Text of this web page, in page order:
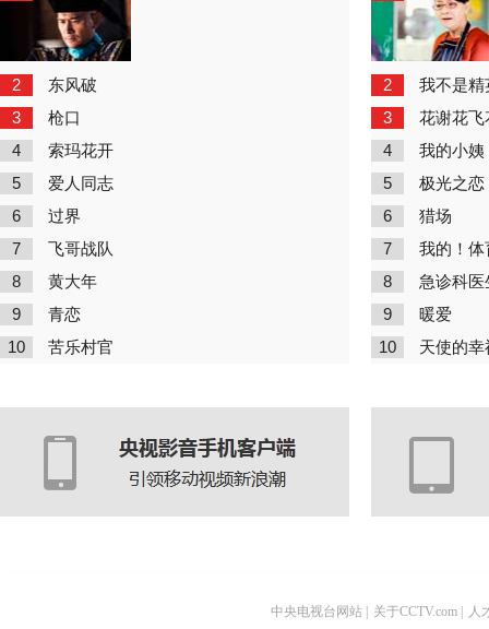
2 东风破
3 枪口
4 索玛花开
5 爱人同志
6 过界
7 飞哥战队
8 黄大年
9 青恋
10 苦乐村官
2 我不是精
3 花谢花飞
4 我的小姨
5 极光之恋
6 猎场
7 我的！体
8 急诊科医
9 暖爱
10 天使的幸
中央电视台网站 关于CCTV.com 人